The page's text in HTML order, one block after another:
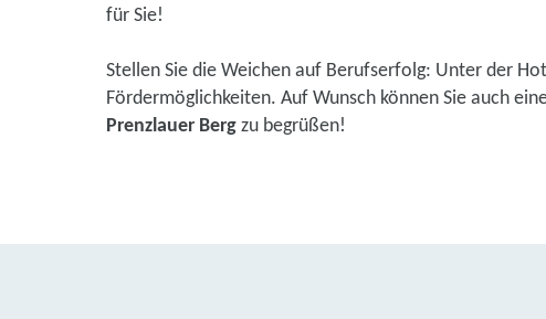
für Sie!
Stellen Sie die Weichen auf Berufserfolg: Unter der
Fördermöglichkeiten. Auf Wunsch können Sie auch
Prenzlauer Berg zu begrüßen!